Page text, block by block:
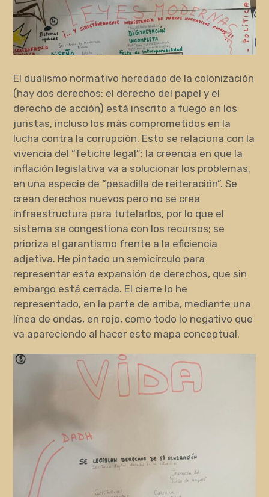
El dualismo normativo heredado de la colonización
(hay dos derechos: el derecho del papel y el
derecho de acción) está inscrito a fuego en los
juristas, incluso los más comprometidos en la
lucha contra la corrupción. Esto se relaciona con la
vivencia del “fetiche legal”: la creencia en que la
inflación legislativa va a solucionar los problemas,
en una especie de “pesadilla de reiteración”. Se
crean derechos nuevos pero no se crea
infraestructura para tutelarlos, por lo que el
sistema se congestiona con los recursos; se
prioriza el garantismo frente a la eficiencia
adjetiva. He pintado un semicírculo para
representar esta expansión de derechos, que sin
embargo está cerrada. El cierre lo he
representado, en la parte de arriba, mediante una
línea de ondas, en rojo, como todo lo negativo que
va apareciendo al hacer este mapa conceptual.